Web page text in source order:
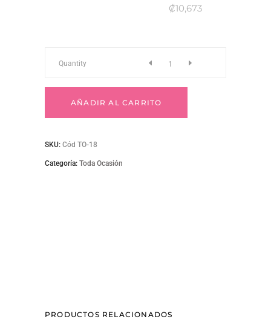
₡10,673
To-
Quantity
AÑADIR AL CARRITO
SKU: Cód TO-18
Categoría: Toda Ocasión
PRODUCTOS RELACIONADOS